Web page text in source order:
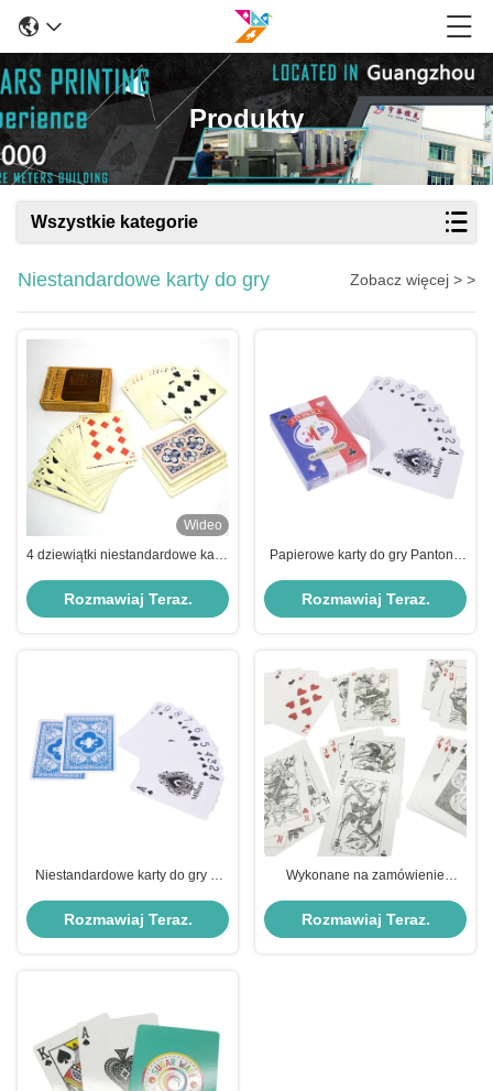
Produkty
Wszystkie kategorie
Niestandardowe karty do gry Zobacz więcej > >
Wideo
4 dziewiątki niestandardowe karty
Rozmawiaj Teraz.
Papierowe karty do gry Pantone
Niestandardowe logo
Rozmawiaj Teraz.
Niestandardowe karty do gry w
4 dziewiątkami i 4 dziesiątkami
Rozmawiaj Teraz.
Wykonane na zamówienie
z 4 królami 54szt
Rozmawiaj Teraz.